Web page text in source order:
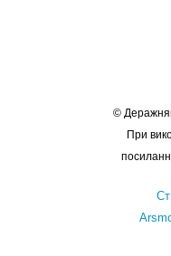
©
При